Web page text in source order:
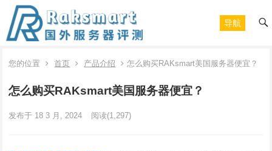
导航
您的位置 首页 产品介绍 怎么购买RAKsmart美国服务器便宜？
怎么购买RAKsmart美国服务器便宜？
发布于 18 3 月, 2024 阅读(1,297)